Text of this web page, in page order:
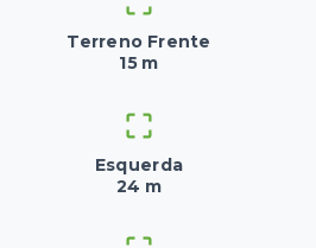
Terreno Frente
15 m
Esquerda
24 m